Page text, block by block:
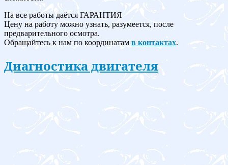
На все работы даётся ГАРАНТИЯ
Цену на работу можно узнать, разумеется, после
предварительного осмотра.
Обращайтесь к нам по координатам в контактах.
Диагностика двигателя